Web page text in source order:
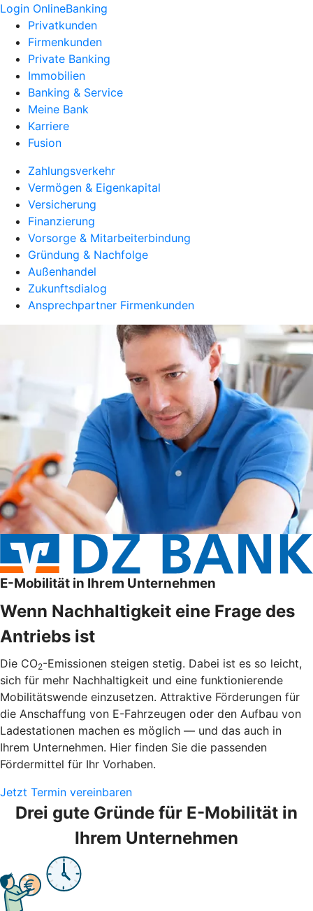
Login OnlineBanking
Privatkunden
Firmenkunden
Private Banking
Immobilien
Banking & Service
Meine Bank
Karriere
Fusion
Zahlungsverkehr
Vermögen & Eigenkapital
Versicherung
Finanzierung
Vorsorge & Mitarbeiterbindung
Gründung & Nachfolge
Außenhandel
Zukunftsdialog
Ansprechpartner Firmenkunden
E-Mobilität in Ihrem Unternehmen
Wenn Nachhaltigkeit eine Frage des
Antriebs ist
Die CO2-Emissionen steigen stetig. Dabei ist es so leicht,
sich für mehr Nachhaltigkeit und eine funktionierende
Mobilitätswende einzusetzen. Attraktive Förderungen für
die Anschaffung von E-Fahrzeugen oder den Aufbau von
Ladestationen machen es möglich — und das auch in
Ihrem Unternehmen. Hier finden Sie die passenden
Fördermittel für Ihr Vorhaben.
Jetzt Termin vereinbaren
Drei gute Gründe für E-Mobilität in
Ihrem Unternehmen